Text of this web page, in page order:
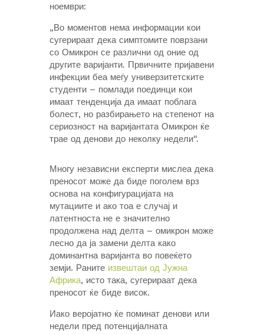
ноември:
„Во моментов нема информации кои
сугерираат дека симптомите поврзани
со Омикрон се различни од оние од
другите варијанти. Првичните пријавени
инфекции беа меѓу универзитетските
студенти – помлади поединци кои
имаат тенденција да имаат поблага
болест, но разбирањето на степенот на
сериозност на варијантата Омикрон ќе
трае од денови до неколку недели“.
Многу независни експерти мислеа дека
преносот може да биде поголем врз
основа на конфигурацијата на
мутациите и ако тоа е случај и
латентноста не е значително
продолжена над делта – омикрон може
лесно да ја замени делта како
доминантна варијанта во повеќето
земји. Раните извештаи од Јужна
Африка, исто така, сугерираат дека
преносот ќе биде висок.
Иако веројатно ќе поминат денови или
недели пред потенцијалната